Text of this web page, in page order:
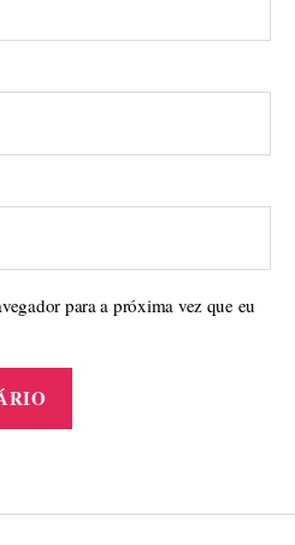
para a próxima vez que eu